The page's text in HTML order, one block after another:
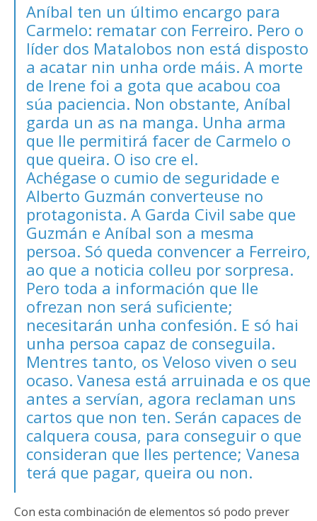
Aníbal ten un último encargo para
Carmelo: rematar con Ferreiro. Pero o
líder dos Matalobos non está disposto
a acatar nin unha orde máis. A morte
de Irene foi a gota que acabou coa
súa paciencia. Non obstante, Aníbal
garda un as na manga. Unha arma
que lle permitirá facer de Carmelo o
que queira. O iso cre el.
Achégase o cumio de seguridade e
Alberto Guzmán converteuse no
protagonista. A Garda Civil sabe que
Guzmán e Aníbal son a mesma
persoa. Só queda convencer a Ferreiro,
ao que a noticia colleu por sorpresa.
Pero toda a información que lle
ofrezan non será suficiente;
necesitarán unha confesión. E só hai
unha persoa capaz de conseguila.
Mentres tanto, os Veloso viven o seu
ocaso. Vanesa está arruinada e os que
antes a servían, agora reclaman uns
cartos que non ten. Serán capaces de
calquera cousa, para conseguir o que
consideran que lles pertence; Vanesa
terá que pagar, queira ou non.
Con esta combinación de elementos só podo prever